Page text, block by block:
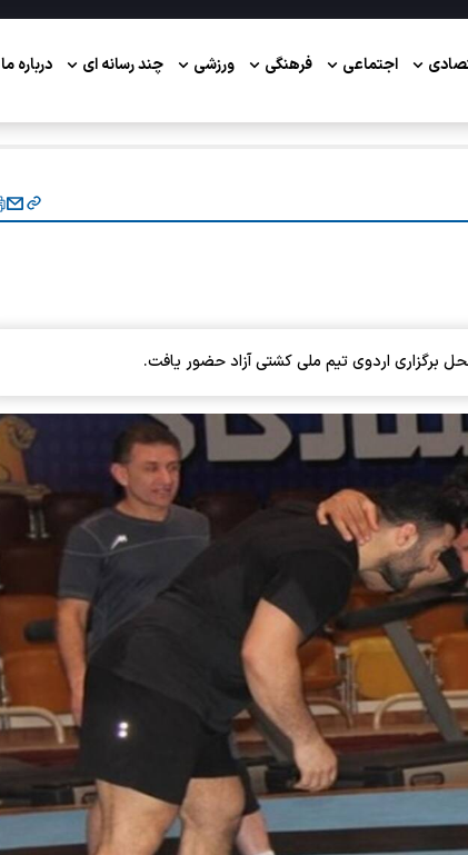
اجتماعی فرهنگی ورزشی چند رسانه ای درباره ما